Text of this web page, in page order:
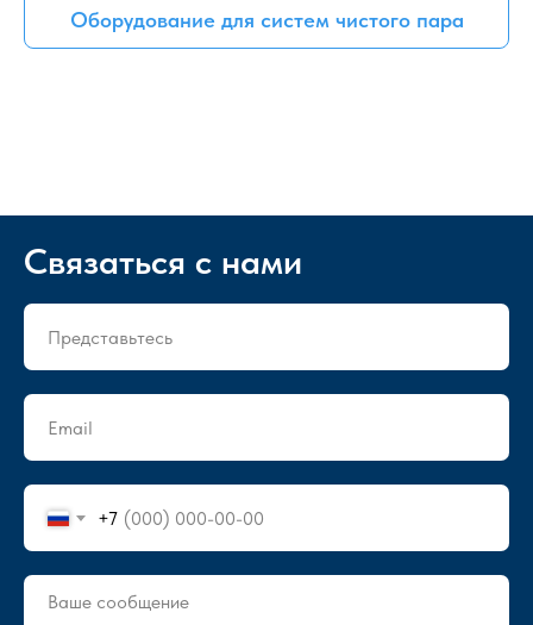
Оборудование для систем чистого пара
Связаться с нами
+7